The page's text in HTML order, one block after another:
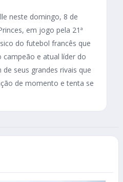
neste domingo, 8 de
em jogo pela 21ª
do futebol francês que
e atual líder do
seus grandes rivais que
de momento e tenta se